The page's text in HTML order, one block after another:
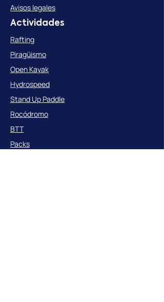
Avisos legales
Actividades
Rafting
Piragüismo
Open Kayak
Hydrospeed
Stand Up Paddle
Rocódromo
BTT
Packs